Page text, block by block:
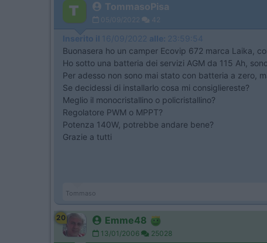
TommasoPisa
05/09/2022 42
Inserito il 16/09/2022 alle: 23:59:54
Buonasera ho un camper Ecovip 672 marca Laika,
Ho sotto una batteria dei servizi AGM da 115 Ah,
Per adesso non sono mai stato con batteria a zero,
Se decidessi di installarlo cosa mi consigliereste?
Meglio il monocristallino o policristallino?
Regolatore PWM o MPPT?
Potenza 140W, potrebbe andare bene?
Grazie a tutti
Tommaso
20 Emme48
13/01/2006 25028